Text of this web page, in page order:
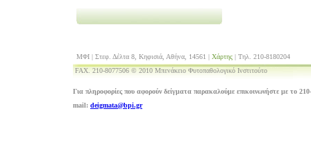
ΜΦΙ | Στεφ. Δέλτα 8, Κηφισιά, Αθήνα, 14561 | Χάρτης | Τηλ. 210-8180204
FAX. 210-8077506 © 2010 Μπενάκειο Φυτοπαθολογικό Ινστιτούτο
Για πληροφορίες που αφορούν δείγματα παρακαλούμε επικοινωνήστε με το
mail: deigmata@bpi.gr